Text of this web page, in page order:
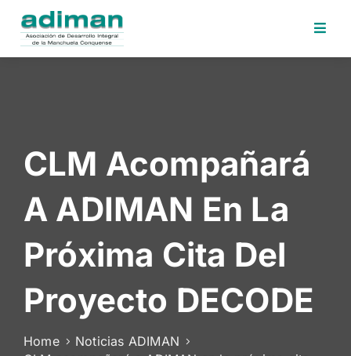
Desafios
Electrónica
Contratante
Noticias
Contacto
Area
CLM Acompañará
A ADIMAN En La
Próxima Cita Del
Proyecto DECODE
Home
Noticias ADIMAN